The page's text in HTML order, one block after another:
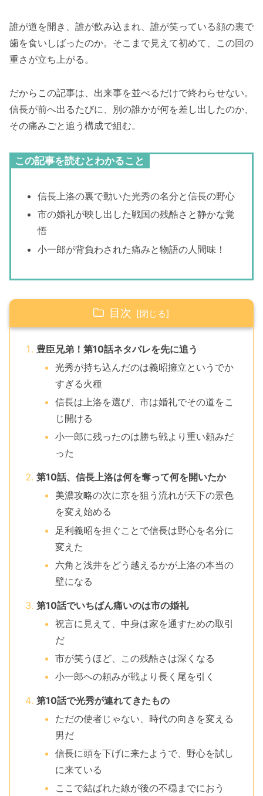
誰が道を開き、誰が飲み込まれ、誰が笑っている顔の裏で
歯を食いしばったのか。そこまで見えて初めて、この回の
重さが立ち上がる。
だからこの記事は、出来事を並べるだけで終わらせない。
信長が前へ出るたびに、別の誰かが何を差し出したのか、
その痛みごと追う構成で組む。
この記事を読むとわかること
信長上洛の裏で動いた光秀の名分と信長の野心
市の婚礼が映し出した戦国の残酷さと静かな覚
悟
小一郎が背負わされた痛みと物語の人間味！
目次
豊臣兄弟！第10話ネタバレを先に追う
光秀が持ち込んだのは義昭擁立というでか
すぎる火種
信長は上洛を選び、市は婚礼でその道をこ
じ開ける
小一郎に残ったのは勝ち戦より重い頼みだ
った
第10話、信長上洛は何を奪って何を開いたか
美濃攻略の次に京を狙う流れが天下の景色
を変え始める
足利義昭を担ぐことで信長は野心を名分に
変えた
六角と浅井をどう越えるかが上洛の本当の
壁になる
第10話でいちばん痛いのは市の婚礼
祝言に見えて、中身は家を通すための取引
だ
市が笑うほど、この残酷さは深くなる
小一郎への頼みが戦より長く尾を引く
第10話で光秀が連れてきたもの
ただの使者じゃない、時代の向きを変える
男だ
信長に頭を下げに来たようで、野心を試し
に来ている
ここで結ばれた線が後の不穏までにおう